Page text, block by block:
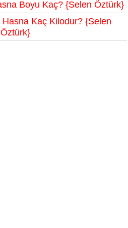
Boyu Kaç? {Selen Öztürk}
Hasna Kaç Kilodur? {Selen
Öztürk}